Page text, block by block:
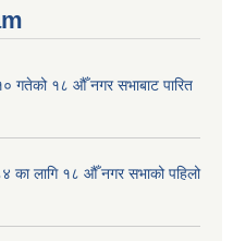
गतेको १८ औँ नगर सभाबाट पारित
का लागि १८ औँ नगर सभाको पहिलो